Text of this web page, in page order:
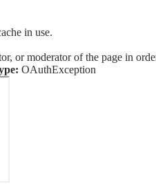
in use.
or moderator of the page in
OAuthException